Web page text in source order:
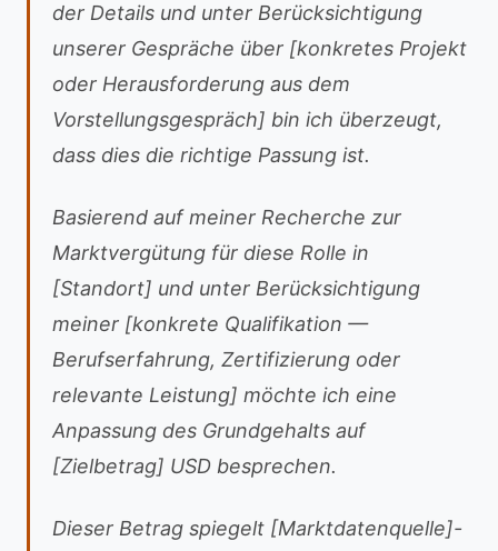
der Details und unter Berücksichtigung
unserer Gespräche über [konkretes Projekt
oder Herausforderung aus dem
Vorstellungsgespräch] bin ich überzeugt,
dass dies die richtige Passung ist.
Basierend auf meiner Recherche zur
Marktvergütung für diese Rolle in
[Standort] und unter Berücksichtigung
meiner [konkrete Qualifikation —
Berufserfahrung, Zertifizierung oder
relevante Leistung] möchte ich eine
Anpassung des Grundgehalts auf
[Zielbetrag] USD besprechen.
Dieser Betrag spiegelt [Marktdatenquelle]-